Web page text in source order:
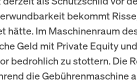
bekommt
hätte. Im Maschinenraum
Geld mit Private Equity
bedrohlich zu stottern. Die
die Gebührenmaschine